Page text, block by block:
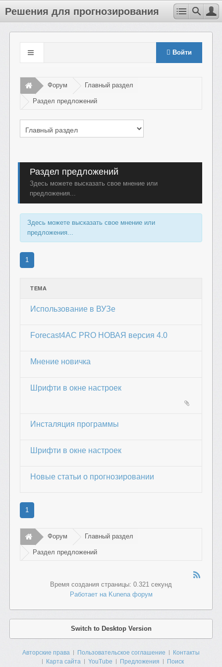
Решения для прогнозирования
Войти
Форум Главный раздел
Раздел предложений
Раздел предложений
Здесь можете высказать свое мнение или
предложения...
Здесь можете высказать свое мнение или
предложения...
1
ТЕМА
Использование в ВУЗе
Forecast4AC PRO НОВАЯ версия 4.0
Мнение новичка
Шрифти в окне настроек
Инсталяция программы
Шрифти в окне настроек
Новые статьи о прогнозировании
1
Форум Главный раздел
Раздел предложений
Время создания страницы: 0.321 секунд
Работает на Kunena форум
Switch to Desktop Version
Авторские права Пользовательское соглашение
Контакты
Карта сайта
YouTube Предложения Поиск